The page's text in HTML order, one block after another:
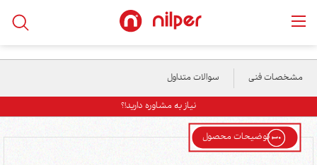
خانه/ میز و فایلینگ /کردنزا نیلپر مدل NODA552
مشخصات فنی سوالات متداول
نیاز به مشاوره دارید!؟
توضیحات محصول